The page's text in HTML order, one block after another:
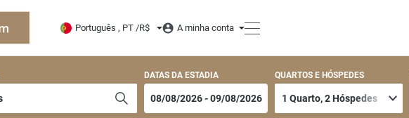
Português , PT /R$ A minha conta
DATAS DA ESTADIA QUARTOS E HÓSPEDES